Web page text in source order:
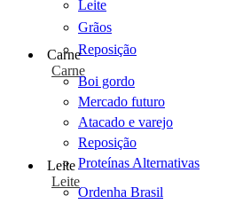
Leite
Grãos
Reposição
Carne
Carne
Boi gordo
Mercado futuro
Atacado e varejo
Reposição
Proteínas Alternativas
Leite
Leite
Ordenha Brasil